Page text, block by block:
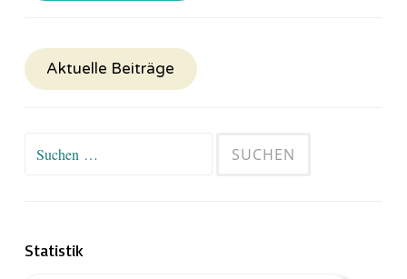
Aktuelle Beiträge
Suchen
Statistik